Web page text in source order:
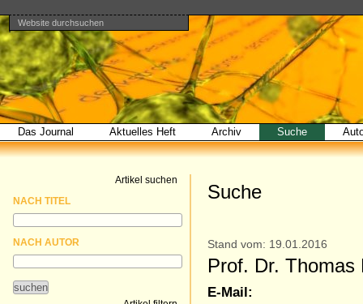
Direkt
zum
Inhalt
|
Direkt
zur
Navigation
Benutzerspezifische
Werkzeuge
Website durchsuchen
Erweiterte
Suche…
Bereiche
Das Journal Aktuelles Heft Archiv Suche
Suche
Stand vom: 19.01.2016
Prof. Dr. Thomas
E-Mail:
Artikel suchen
NACH TITEL
NACH AUTOR